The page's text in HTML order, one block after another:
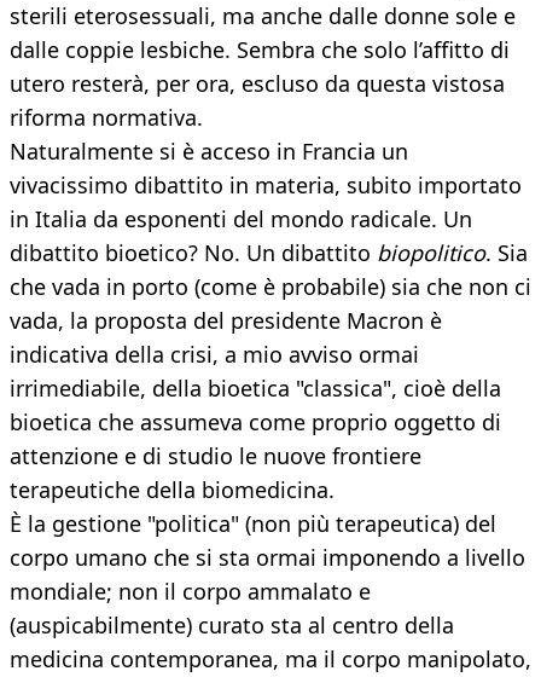
sterili eterosessuali, ma anche dalle donne sole e
dalle coppie lesbiche. Sembra che solo l’affitto di
utero resterà, per ora, escluso da questa vistosa
riforma normativa.
Naturalmente si è acceso in Francia un
vivacissimo dibattito in materia, subito importato
in Italia da esponenti del mondo radicale. Un
dibattito bioetico? No. Un dibattito biopolitico. Sia
che vada in porto (come è probabile) sia che non ci
vada, la proposta del presidente Macron è
indicativa della crisi, a mio avviso ormai
irrimediabile, della bioetica "classica", cioè della
bioetica che assumeva come proprio oggetto di
attenzione e di studio le nuove frontiere
terapeutiche della biomedicina.
È la gestione "politica" (non più terapeutica) del
corpo umano che si sta ormai imponendo a livello
mondiale; non il corpo ammalato e
(auspicabilmente) curato sta al centro della
medicina contemporanea, ma il corpo manipolato,